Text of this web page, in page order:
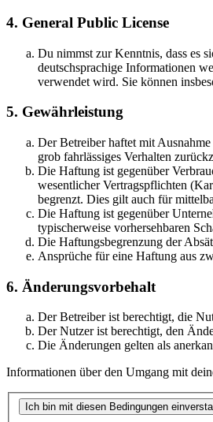
4. General Public License
Du nimmst zur Kenntnis, dass es
deutschsprachige Informationen
verwendet wird. Sie können
5. Gewährleistung
Der Betreiber haftet mit
grob fahrlässiges Verhalten
Die Haftung ist gegenüber
wesentlicher Vertragspflichten
begrenzt. Dies gilt auch für
Die Haftung ist gegenüber
typischerweise vorhersehbaren
Die Haftungsbegrenzung der
Ansprüche für eine Haftung aus
6. Änderungsvorbehalt
Der Betreiber ist berechtigt, die
Der Nutzer ist berechtigt, den
Die Änderungen gelten als
Informationen über den Umgang mit